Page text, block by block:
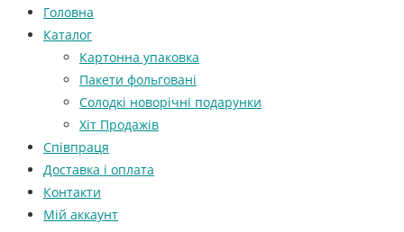
Головна
Каталог
Картонна упаковка
Пакети фольговані
Солодкі новорічні подарунки
Хіт Продажів
Співпраця
Доставка і оплата
Контакти
Мій аккаунт